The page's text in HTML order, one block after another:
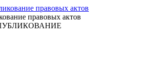
правовых актов